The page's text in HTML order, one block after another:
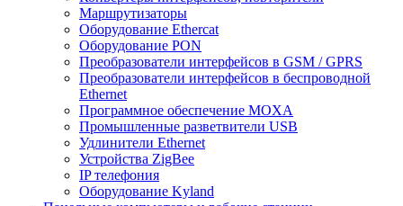
Маршрутизаторы
Оборудование Ethercat
Оборудование PON
Преобразователи интерфейсов в GSM / GPRS
Преобразователи интерфейсов в беспроводной
Ethernet
Программное обеспечение MOXA
Промышленные разветвители USB
Удлинители Ethernet
Устройства ZigBee
IP телефония
Оборудование Kyland